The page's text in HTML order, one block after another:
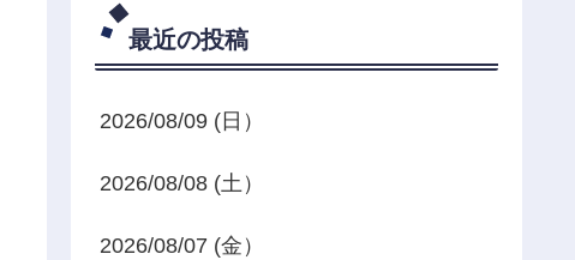
最近の投稿
2026/08/09 (日）
2026/08/08 (土）
2026/08/07 (金）